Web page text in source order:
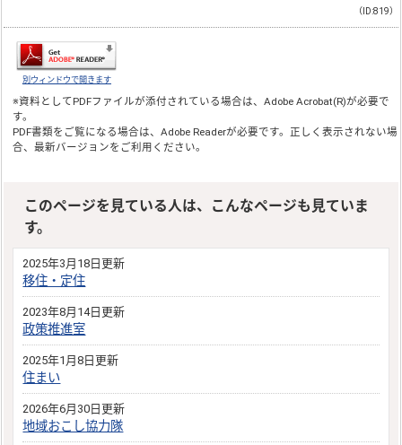
（ID:819）
別ウィンドウで開きます
※資料としてPDFファイルが添付されている場合は、Adobe Acrobat(R)が必要で
す。
PDF書類をご覧になる場合は、Adobe Readerが必要です。正しく表示されない場
合、最新バージョンをご利用ください。
このページを見ている人は、こんなページも見ていま
す。
2025年3月18日更新
移住・定住
2023年8月14日更新
政策推進室
2025年1月8日更新
住まい
2026年6月30日更新
地域おこし協力隊